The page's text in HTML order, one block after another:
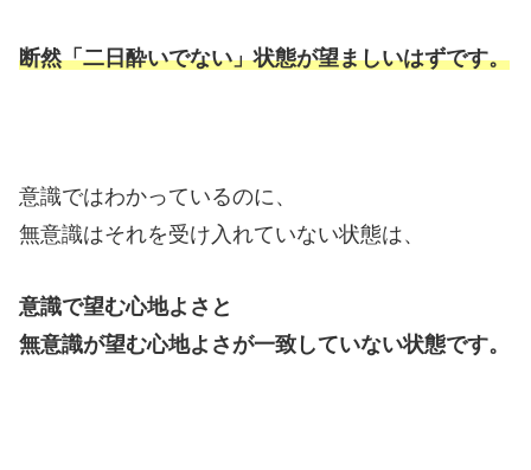
断然「二日酔いでない」状態が望ましいはずです。
意識ではわかっているのに、
無意識はそれを受け入れていない状態は、
意識で望む心地よさと
無意識が望む心地よさが一致していない状態です。